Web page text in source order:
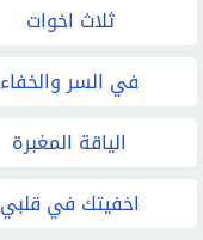
ثلاث اخوات
في السر والخفاء
الياقة المغبرة
اخفيتك في قلبي